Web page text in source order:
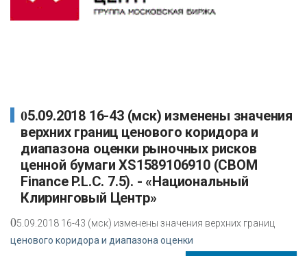
05.09.2018 16-43 (мск) изменены значения
верхних границ ценового коридора и
диапазона оценки рыночных рисков
ценной бумаги XS1589106910 (CBOM
Finance P.L.C. 7.5). - «Национальный
Клиринговый Центр»
05.09.2018 16-43 (мск) изменены значения верхних границ
ценового коридора и диапазона оценки